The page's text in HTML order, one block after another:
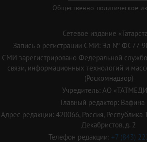
Общественно-политическое
Сетевое издание
Запись о регистрации СМИ: Эл № ФС77-
СМИ зарегистрировано Федеральной
связи, информационных технологий и
(Роскомнадзор)
Учредитель: АО
Главный редактор: Вафина
Адрес редакции: 420066, Россия, Республика
Декабристов, д. 2
Телефон редакции: +7 (843)